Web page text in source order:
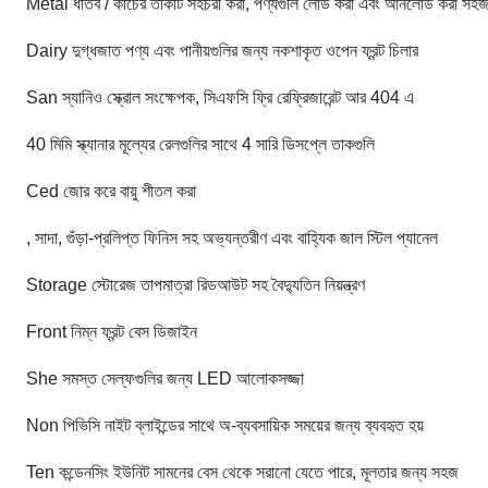
Metal ধাতব / কাচের তাকটি সহচরী করা, পণ্যগুলি লোড করা এবং আনলোড করা
Dairy দুগ্ধজাত পণ্য এবং পানীয়গুলির জন্য নকশাকৃত ওপেন ফ্রন্ট চিলার
San স্যানিও স্ক্রোল সংক্ষেপক, সিএফসি ফ্রি রেফ্রিজারেন্ট আর 404 এ
40 মিমি স্ক্যানার মূল্যের রেলগুলির সাথে 4 সারি ডিসপ্লে তাকগুলি
Ced জোর করে বায়ু শীতল করা
, সাদা, গুঁড়া-প্রলিপ্ত ফিনিস সহ অভ্যন্তরীণ এবং বাহ্যিক জাল স্টিল প্যানেল
Storage স্টোরেজ তাপমাত্রা রিডআউট সহ বৈদ্যুতিন নিয়ন্ত্রণ
Front নিম্ন ফ্রন্ট বেস ডিজাইন
She সমস্ত সেল্ফগুলির জন্য LED আলোকসজ্জা
Non পিভিসি নাইট ব্লাইন্ডের সাথে অ-ব্যবসায়িক সময়ের জন্য ব্যবহৃত হয়
Ten কন্ডেনসিং ইউনিট সামনের বেস থেকে সরানো যেতে পারে, মূলতার জন্য সহজ